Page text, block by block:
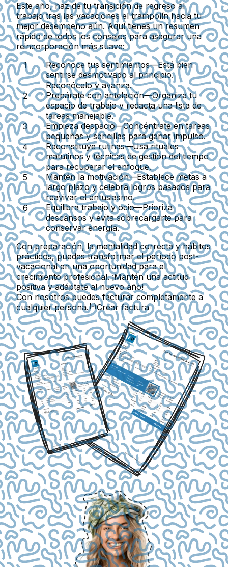
Este año, haz de tu transición de regreso al
trabajo tras las vacaciones el trampolín hacia tu
mejor desempeño aún. Aquí tienes un resumen
rápido de todos los consejos para asegurar una
reincorporación más suave:
Reconoce tus sentimientos—Está bien
sentirse desmotivado al principio.
Reconócelo y avanza.
Prepárate con antelación—Organiza tu
espacio de trabajo y redacta una lista de
tareas manejable.
Empieza despacio—Concéntrate en tareas
pequeñas y sencillas para ganar impulso.
Reconstituye rutinas—Usa rituales
matutinos y técnicas de gestión del tiempo
para recuperar el enfoque.
Mantén la motivación—Establece metas a
largo plazo y celebra logros pasados para
reavivar el entusiasmo.
Equilibra trabajo y ocio—Prioriza
descansos y evita sobrecargarte para
conservar energía.
Con preparación, la mentalidad correcta y hábitos
prácticos, puedes transformar el período post-
vacacional en una oportunidad para el
crecimiento profesional. ¡Mantén una actitud
positiva y adáptate al nuevo año!
Con nosotros puedes facturar completamente a
cualquier persona.
Crear factura